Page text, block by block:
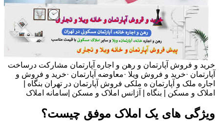
خرید و فروش آپارتمان و رهن و اجاره آپارتمان مشارکت درساخت
آپارتمان ·خرید و فروش ویلا ·معاوضه آپارتمان ·خرید و فروش و
اجاره ملک و آپارتمان ه ملکی فروش آپارتمان در تهران بنگاه |
املاک و مسکن | بنگاه | آژانس املاک و مسکن |سامانه املاک
ویژگی های یک املاک موفق چیست؟